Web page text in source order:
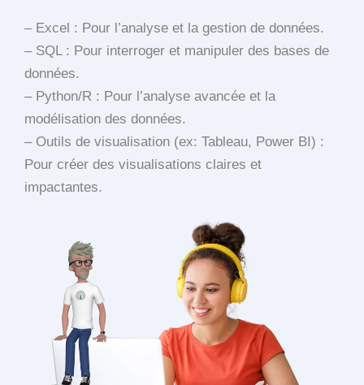
– Excel : Pour l’analyse et la gestion de données.
– SQL : Pour interroger et manipuler des bases de
données.
– Python/R : Pour l’analyse avancée et la
modélisation des données.
– Outils de visualisation (ex: Tableau, Power BI) :
Pour créer des visualisations claires et
impactantes.